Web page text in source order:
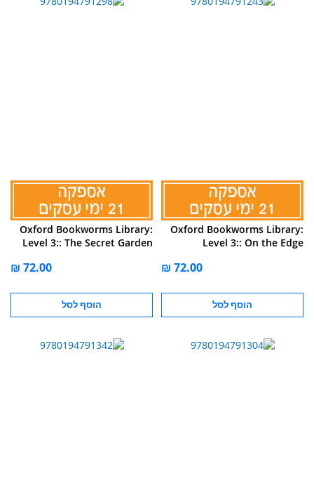
Oxford Bookworms Library:
Level 3:: On the Edge
הוסף לסל
Oxford Bookworms Library:
Level 3:: The Secret Garden
הוסף לסל